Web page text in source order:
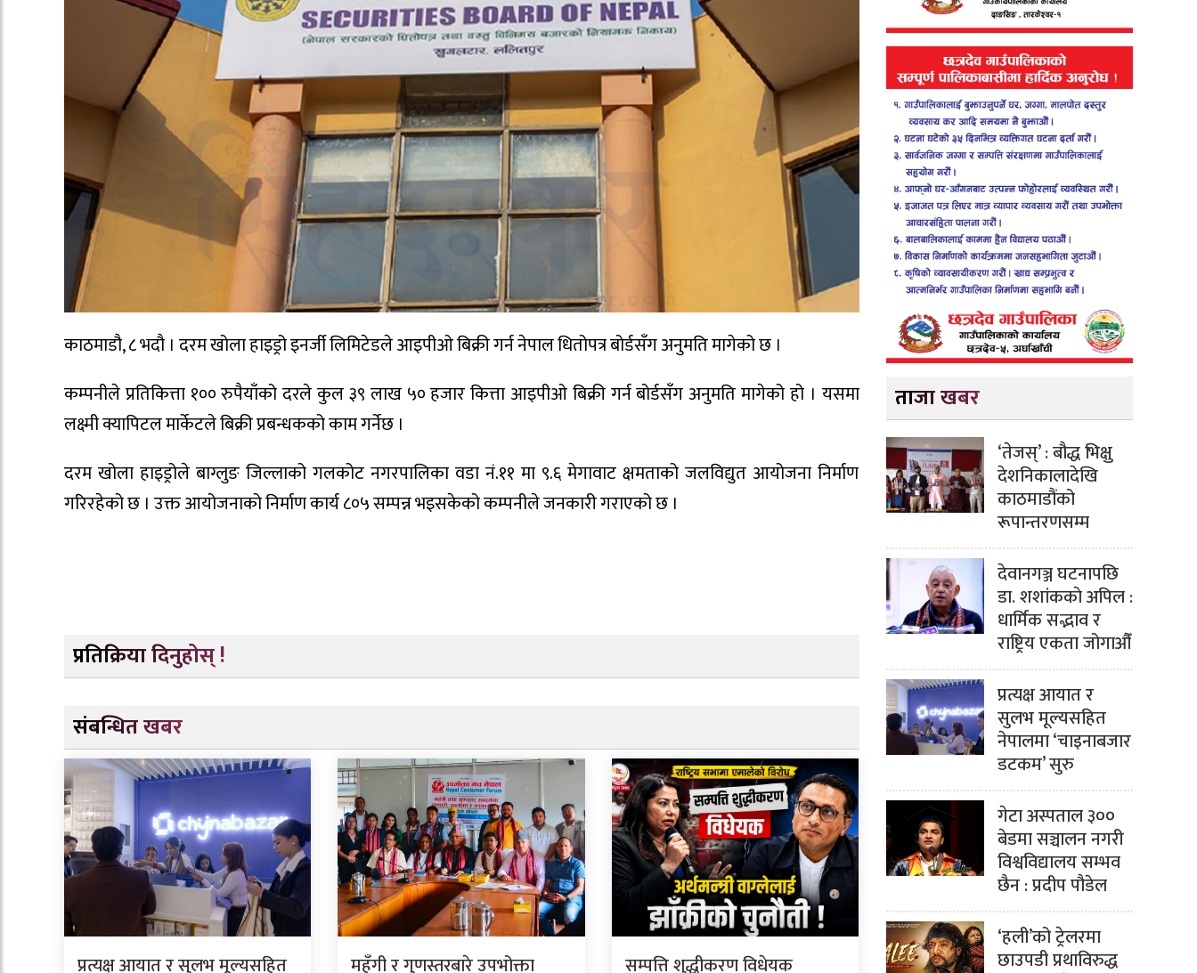
काठमाडौ, ८ भदौ । दरम खोला हाइड्रो इनर्जी लिमिटेडले आइपीओ बिक्री गर्न नेपाल धितोपत्र बोर्डसँग अनुमति मागेको छ ।
कम्पनीले प्रतिकित्ता १०० रुपैयाँको दरले कुल ३९ लाख ५० हजार कित्ता आइपीओ बिक्री गर्न बोर्डसँग अनुमति मागेको हो । यसमा
लक्ष्मी क्यापिटल मार्केटले बिक्री प्रबन्धकको काम गर्नेछ ।
दरम खोला हाइड्रोले बाग्लुङ जिल्लाको गलकोट नगरपालिका वडा नं.११ मा ९.६ मेगावाट क्षमताको जलविद्युत आयोजना निर्माण
गरिरहेको छ । उक्त आयोजनाको निर्माण कार्य ८०५ सम्पन्न भइसकेको कम्पनीले जनकारी गराएको छ ।
प्रतिक्रिया दिनुहोस् !
संबन्धित खबर
प्रत्यक्ष आयात र सुलभ मूल्यसहित महँगी र गुणस्तरबारे उपभोक्ता सम्पत्ति शुद्धीकरण विधेयक
ताजा खबर
‘तेजस्’ : बौद्ध भिक्षु
देशनिकालादेखि
काठमाडौंको
रूपान्तरणसम्म
देवानगञ्ज घटनापछि
डा. शशांककाे अपिल :
धार्मिक सद्भाव र
राष्ट्रिय एकता जोगाऔँ
प्रत्यक्ष आयात र
सुलभ मूल्यसहित
नेपालमा ‘चाइनाबजार
डटकम’ सुरु
गेटा अस्पताल ३००
बेडमा सञ्चालन नगरी
विश्वविद्यालय सम्भव
छैन : प्रदीप पौडेल
‘हली’को ट्रेलरमा
छाउपडी प्रथाविरुद्ध